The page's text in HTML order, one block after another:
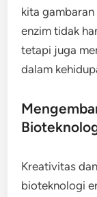
kita
enzim tidak
tetapi juga
dalam
Kreativitas
bioteknologi